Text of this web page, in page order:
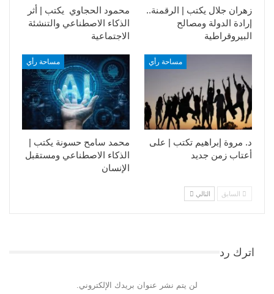
محمود الحجاوي يكتب | أثر
الذكاء الاصطناعي والتنشئة
الاجتماعية
زهران جلال يكتب | الرقمنة..
إرادة الدولة ومصالح
البيروقراطية
مساحة رأي
محمد سامح حسونة يكتب |
الذكاء الاصطناعي ومستقبل
الإنسان
مساحة رأي
د. مروة إبراهيم تكتب | على
أعتاب زمن جديد
السابق التالي
اترك رد
لن يتم نشر عنوان بريدك الإلكتروني.